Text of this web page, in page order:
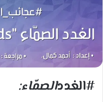
#الغددالصمّاء: